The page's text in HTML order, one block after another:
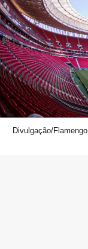
Divulgação/Flamengo